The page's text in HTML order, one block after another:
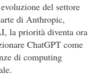
del settore
di Anthropic,
la priorità diventa ora
ChatGPT come
di computing